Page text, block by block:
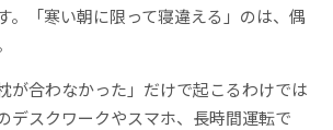
。「寒い朝に限って寝違える」のは、偶
が合わなかった」だけで起こるわけでは
デスクワークやスマホ、長時間運転で